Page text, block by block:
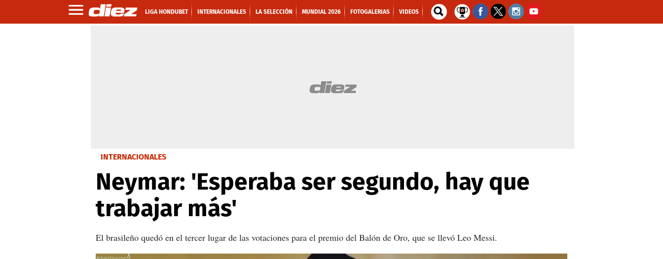
LIGA HONDUBET INTERNACIONALES LA SELECCIÓN MUNDIAL 2026 FOTOGALERIAS VIDEOS
INTERNACIONALES
Neymar: 'Esperaba ser segundo, hay que
trabajar más'
El brasileño quedó en el tercer lugar de las votaciones para el premio del Balón de Oro, que se llevó Leo Messi.
X